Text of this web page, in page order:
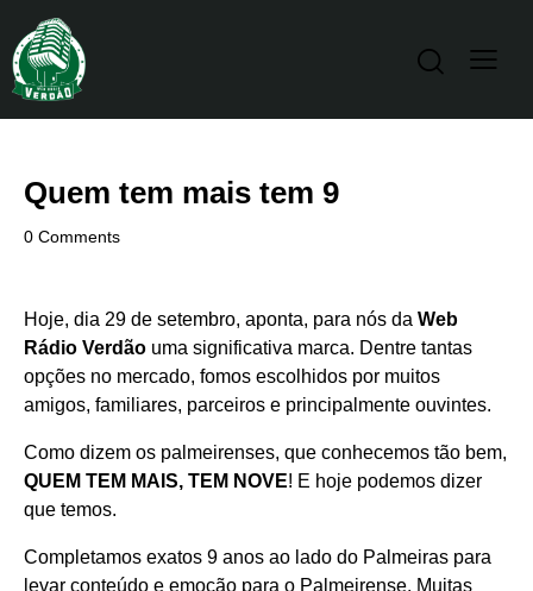
Quem tem mais tem 9
0 Comments
Hoje, dia 29 de setembro, aponta, para nós da Web
Rádio Verdão uma significativa marca. Dentre tantas
opções no mercado, fomos escolhidos por muitos
amigos, familiares, parceiros e principalmente ouvintes.
Como dizem os palmeirenses, que conhecemos tão bem,
QUEM TEM MAIS, TEM NOVE! E hoje podemos dizer
que temos.
Completamos exatos 9 anos ao lado do Palmeiras para
levar conteúdo e emoção para o Palmeirense. Muitas